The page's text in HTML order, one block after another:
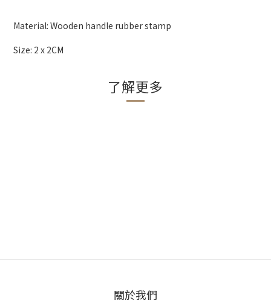
Material: Wooden handle rubber stamp
Size: 2 x 2CM
了解更多
關於我們